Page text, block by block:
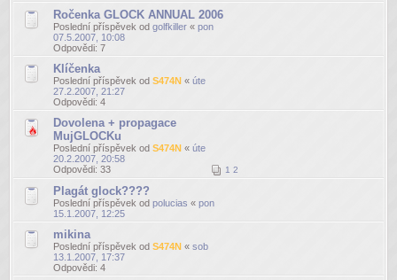
Ročenka GLOCK ANNUAL 2006
Poslední příspěvek od golfkiller « pon
07.5.2007, 10:08
Odpovědi: 7
Klíčenka
Poslední příspěvek od S474N « úte
27.2.2007, 21:27
Odpovědi: 4
Dovolena + propagace
MujGLOCKu
Poslední příspěvek od S474N « úte
20.2.2007, 20:58
Odpovědi: 33 1 2
Plagát glock????
Poslední příspěvek od polucias « pon
15.1.2007, 12:25
mikina
Poslední příspěvek od S474N « sob
13.1.2007, 17:37
Odpovědi: 4